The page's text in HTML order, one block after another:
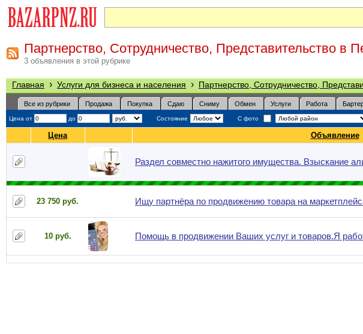
Партнерство, Сотрудничество, Представительство в
3 объявления в этой рубрике
Главная › Услуги для бизнеса и населения › Партнерство, Сотрудничество,
Все из рубрики Продажа Покупка Сдаю Сниму Обмен Услуги Работа
Цена от до Состояние С фото
Цена Объявление
Раздел совместно нажитого имущества. Взыскание
23 750 руб. Ищу партнёра по продвижению товара на
10 руб. Помощь в продвижении Ваших услуг и товаров.Я